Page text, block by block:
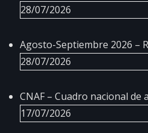
28/07/2026
Agosto-Septiembre 2026 –
28/07/2026
CNAF – Cuadro nacional
17/07/2026